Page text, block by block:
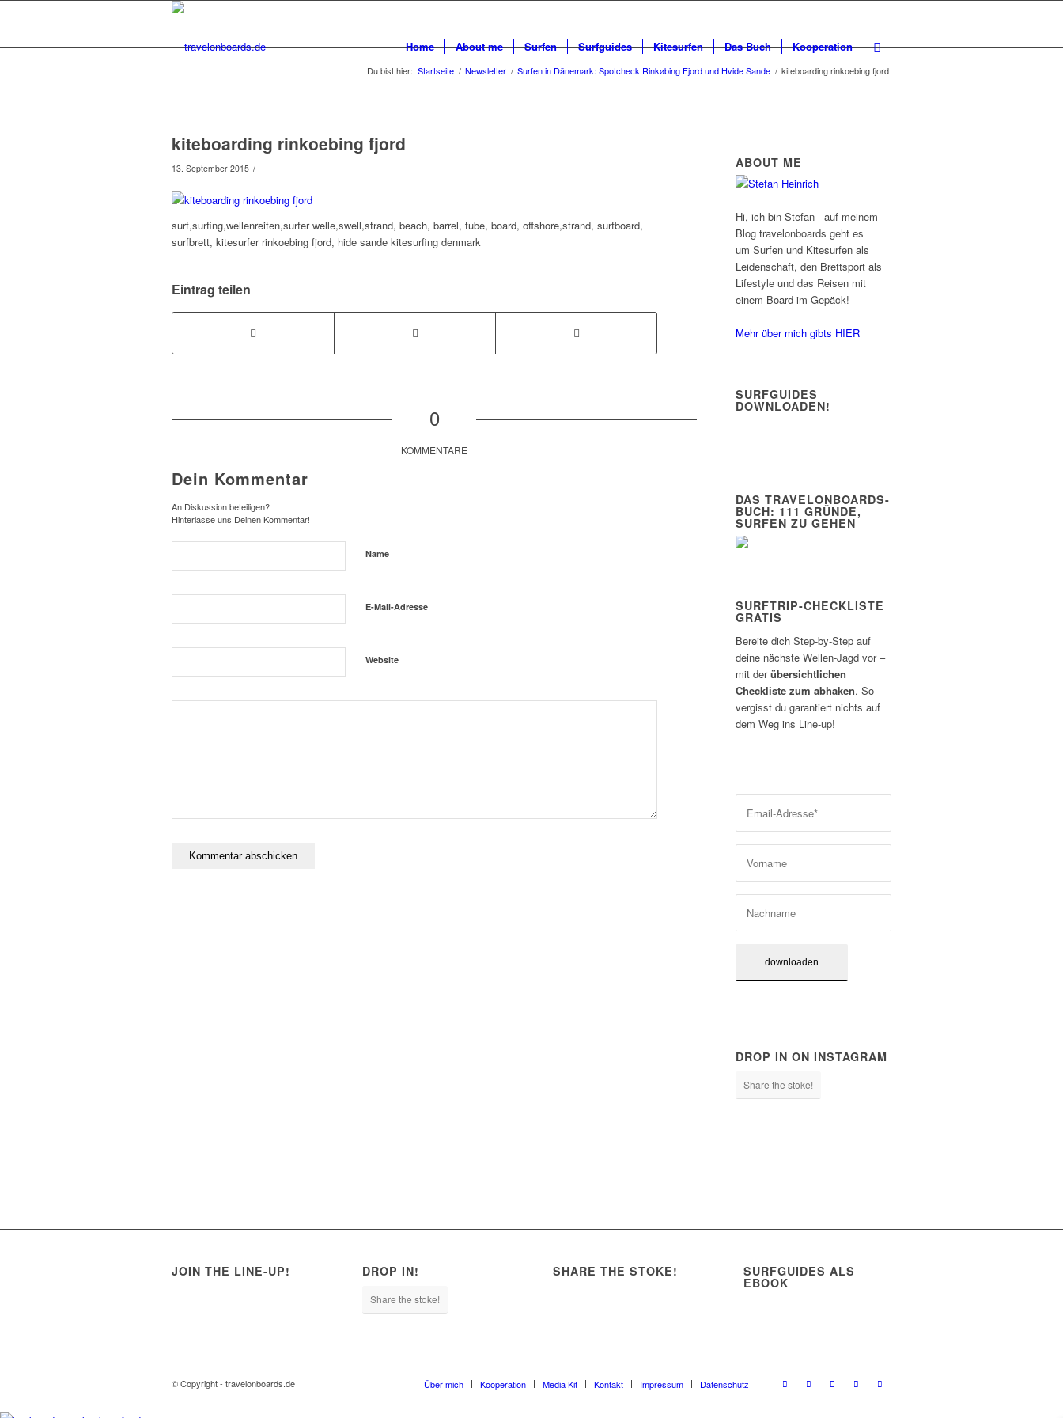
Home About me Surfen Surfguides Kitesurfen Das Buch Kooperation
Du bist hier: Startseite / Newsletter / Surfen in Dänemark: Spotcheck Rinkøbing Fjord und Hvide Sande / kiteboarding rinkoebing fjord
kiteboarding rinkoebing fjord
13. September 2015 /
surf,surfing,wellenreiten,surfer welle,swell,strand, beach, barrel, tube, board, offshore,strand, surfboard,
surfbrett, kitesurfer rinkoebing fjord, hide sande kitesurfing denmark
Eintrag teilen
0
KOMMENTARE
Dein Kommentar
An Diskussion beteiligen?
Hinterlasse uns Deinen Kommentar!
Name
E-Mail-Adresse
Website
ABOUT ME
Hi, ich bin Stefan - auf meinem
Blog travelonboards geht es
um Surfen und Kitesurfen als
Leidenschaft, den Brettsport als
Lifestyle und das Reisen mit
einem Board im Gepäck!
Mehr über mich gibts HIER
SURFGUIDES
DOWNLOADEN!
DAS TRAVELONBOARDS-
BUCH: 111 GRÜNDE,
SURFEN ZU GEHEN
SURFTRIP-CHECKLISTE
GRATIS
Bereite dich Step-by-Step auf
deine nächste Wellen-Jagd vor –
mit derübersichtlichen
Checkliste zum abhaken. So
vergisst du garantiert nichts auf
dem Weg ins Line-up!
DROP IN ON INSTAGRAM
Share the stoke!
JOIN THE LINE-UP! DROP IN!
Share the stoke!
SHARE THE STOKE! SURFGUIDES ALS
EBOOK
© Copyright - travelonboards.de Über mich Kooperation Media Kit Kontakt Impressum Datenschutz